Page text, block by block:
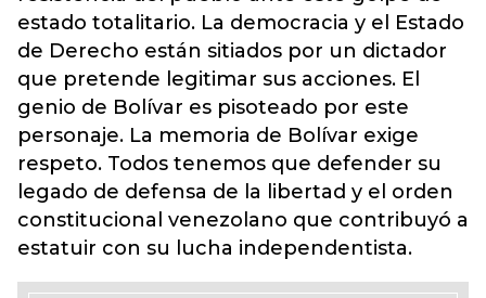
estado totalitario. La democracia y el Estado
de Derecho están sitiados por un dictador
que pretende legitimar sus acciones. El
genio de Bolívar es pisoteado por este
personaje. La memoria de Bolívar exige
respeto. Todos tenemos que defender su
legado de defensa de la libertad y el orden
constitucional venezolano que contribuyó a
estatuir con su lucha independentista.